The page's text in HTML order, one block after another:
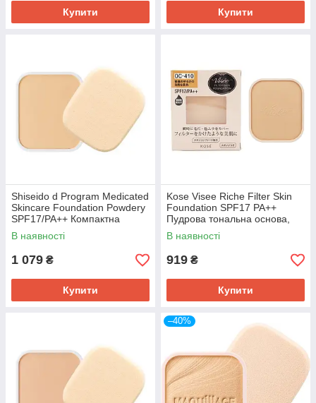
Купити Купити
Shiseido d Program Medicated
Skincare Foundation Powdery
SPF17/PA++ Компактна
пудра, OC00, рефіл 10,5 г
В наявності
1 079 ₴
Купити
Kose Visee Riche Filter Skin
Foundation SPF17 PA++
Пудрова тональна основа,
змінний блок, ОС-410, 10 г
В наявності
919 ₴
Купити
–40%